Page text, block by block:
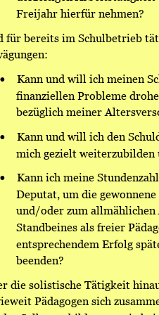
Freijahr hierfür nehmen?
für bereits im Schulbetrieb
Kann und will ich meinen
finanziellen Probleme
bezüglich meiner
Kann und will ich den
mich gezielt weiterzubilden
Kann ich meine
Deputat, um die
und/oder zum allmählichen
Standbeines als freier
entsprechendem Erfolg
beenden?
die solistische Tätigkeit
Pädagogen sich